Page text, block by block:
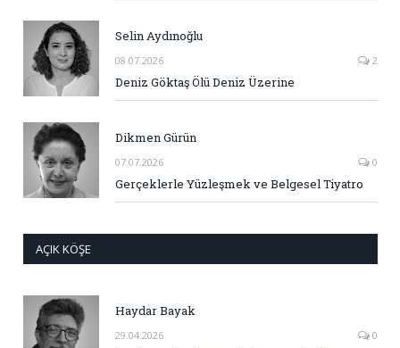
Selin Aydınoğlu
08.07.2026 2
Deniz Göktaş Ölü Deniz Üzerine
Dikmen Gürün
07.07.2026 0
Gerçeklerle Yüzleşmek ve Belgesel Tiyatro
AÇIK KÖŞE
Haydar Bayak
29.04.2026 0